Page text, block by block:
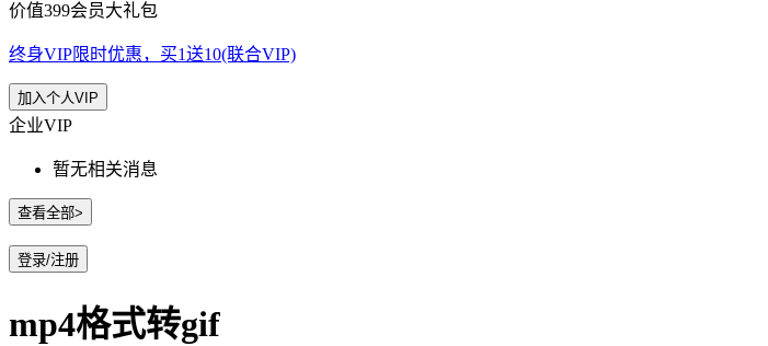
价值399会员大礼包
终身VIP限时优惠，买1送10(联合VIP)
加入个人VIP
企业VIP
暂无相关消息
查看全部>
登录/注册
mp4格式转gif